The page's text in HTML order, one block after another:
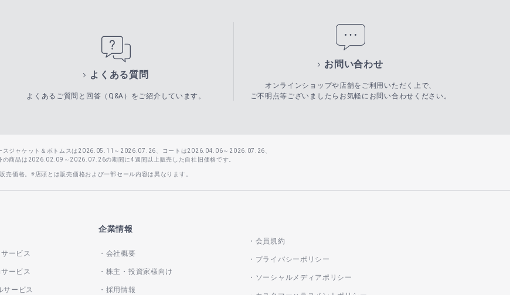
よくある質問
よくあるご質問と回答（Q&A）をご紹介しています。
お問い合わせ
オンラインショップや店舗をご利用いただく上で、
ご不明点等ございましたらお気軽にお問い合わせください。
スジャケット＆ボトムスは2026.05.11～2026.07.26、コートは2026.04.06～2026.07.26、
の商品は2026.02.09～2026.07.26の期間に4週間以上販売した自社旧価格です。
売価格。※店頭とは販売価格および一部セール内容は異なります。
ービス
ービス
サービス
企業情報
会社概要
株主・投資家様向け
採用情報
会員規約
プライバシーポリシー
ソーシャルメディアポリシー